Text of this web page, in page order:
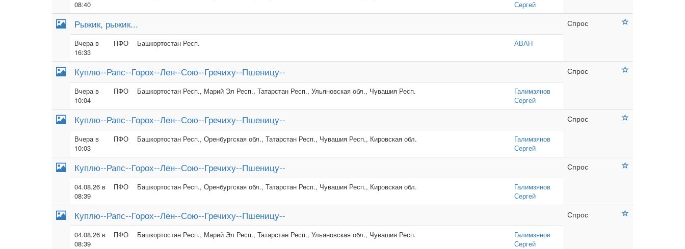
08:40
Сергей
Рыжик, рыжик... Спрос
Вчера в
16:33
ПФО Башкортостан Респ. АВАН
Куплю--Рапс--Горох--Лен--Сою--Гречиху--Пшеницу-- Спрос
Вчера в
10:04
ПФО Башкортостан Респ., Марий Эл Респ., Татарстан Респ., Ульяновская обл., Чувашия Респ.
Галимзянов
Сергей
Куплю--Рапс--Горох--Лен--Сою--Гречиху--Пшеницу-- Спрос
Вчера в
10:03
ПФО Башкортостан Респ., Оренбургская обл., Татарстан Респ., Чувашия Респ., Кировская обл.
Галимзянов
Сергей
Куплю--Рапс--Горох--Лен--Сою--Гречиху--Пшеницу-- Спрос
04.08.26 в
08:39
ПФО Башкортостан Респ., Оренбургская обл., Татарстан Респ., Чувашия Респ., Кировская обл.
Галимзянов
Сергей
Куплю--Рапс--Горох--Лен--Сою--Гречиху--Пшеницу-- Спрос
04.08.26 в
08:39
ПФО Башкортостан Респ., Марий Эл Респ., Татарстан Респ., Ульяновская обл., Чувашия Респ.
Галимзянов
Сергей